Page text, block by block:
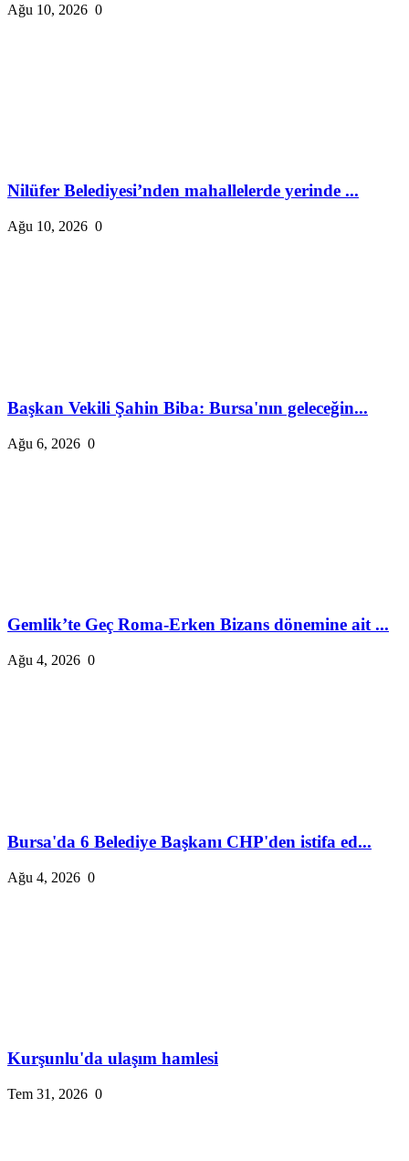
Ağu 10, 2026 0
Nilüfer Belediyesi’nden mahallelerde yerinde ...
Ağu 10, 2026 0
Başkan Vekili Şahin Biba: Bursa'nın geleceğin...
Ağu 6, 2026 0
Gemlik’te Geç Roma-Erken Bizans dönemine ait ...
Ağu 4, 2026 0
Bursa'da 6 Belediye Başkanı CHP'den istifa ed...
Ağu 4, 2026 0
Kurşunlu'da ulaşım hamlesi
Tem 31, 2026 0